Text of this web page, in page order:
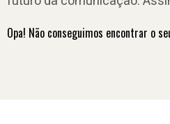
Opa! Não conseguimos encontrar o